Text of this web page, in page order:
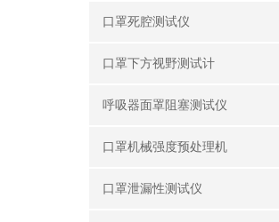
口罩死腔测试仪
口罩下方视野测试计
呼吸器面罩阻塞测试仪
口罩机械强度预处理机
口罩泄漏性测试仪